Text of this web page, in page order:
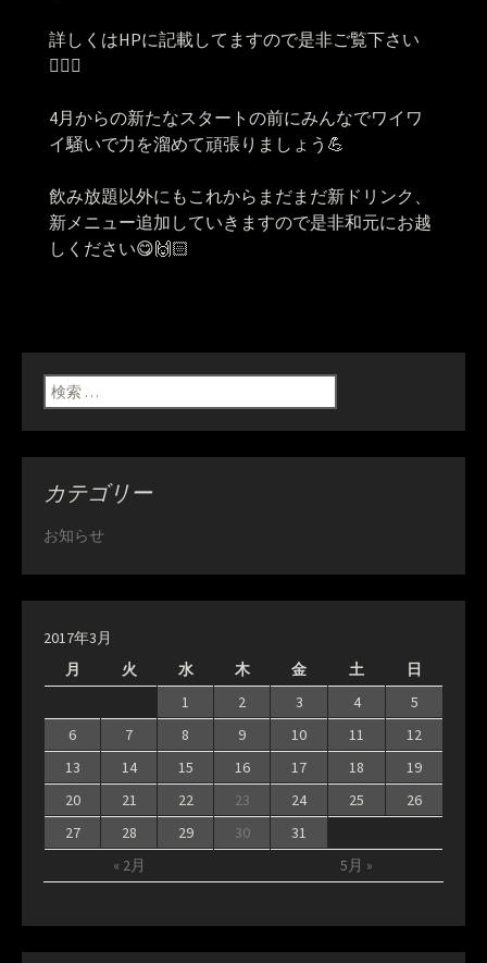
詳しくはHPに記載してますので是非ご覧下さい
🙇🏻‍♀️
4月からの新たなスタートの前にみんなでワイワ
イ騒いで力を溜めて頑張りましょう💪
飲み放題以外にもこれからまだまだ新ドリンク、
新メニュー追加していきますので是非和元にお越
しください😋🙌🏻
検索:
カテゴリー
お知らせ
2017年3月
月
火 水 木 金 土 日
« 2月 5月 »
1 2 3 4
5
6
7 8 9 10 11
12
13
14 15 16 17 18
19
20
21 22 23 24 25
26
27
28 29 30 31